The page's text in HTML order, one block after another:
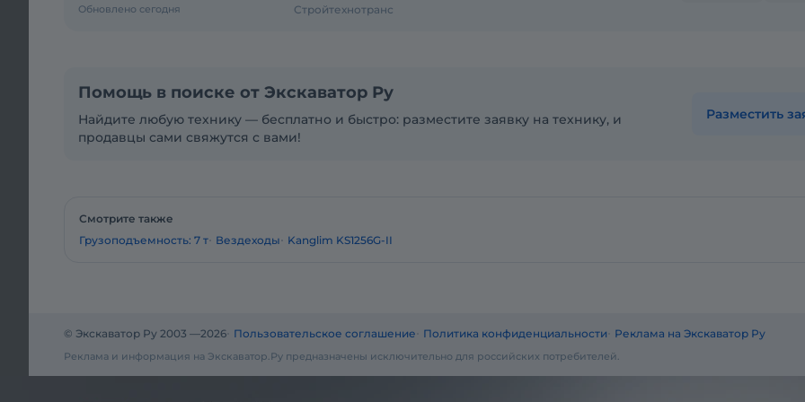
Обновлено сегодня Стройтехнотранс
Помощь в поиске от Экскаватор Ру
Найдите любую технику — бесплатно и быстро: разместите заявку на технику, и
продавцы сами свяжутся с вами!
Разместить
Смотрите также
Грузоподъемность: 7 т Вездеходы Kanglim KS1256G-II
© Экскаватор Ру 2003 —2026 Пользовательское соглашение Политика конфиденциальности Реклама на Экскаватор Ру
Реклама и информация на Экскаватор.Ру предназначены исключительно для российских потребителей.